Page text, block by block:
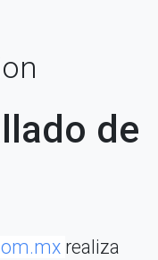
de
realiza